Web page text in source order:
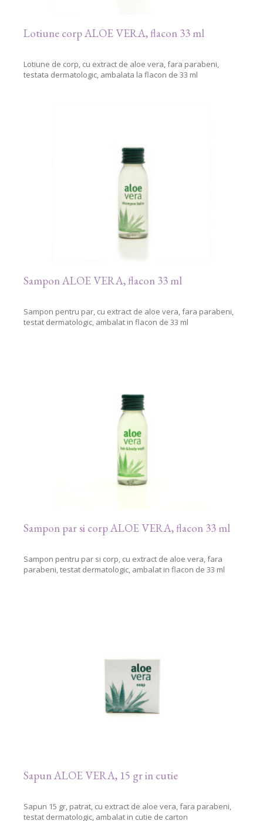
Lotiune corp ALOE VERA, flacon 33 ml
Lotiune de corp, cu extract de aloe vera, fara parabeni,
testata dermatologic, ambalata la flacon de 33 ml
Sampon ALOE VERA, flacon 33 ml
Sampon pentru par, cu extract de aloe vera, fara parabeni,
testat dermatologic, ambalat in flacon de 33 ml
Sampon par si corp ALOE VERA, flacon 33 ml
Sampon pentru par si corp, cu extract de aloe vera, fara
parabeni, testat dermatologic, ambalat in flacon de 33 ml
Sapun ALOE VERA, 15 gr in cutie
Sapun 15 gr, patrat, cu extract de aloe vera, fara parabeni,
testat dermatologic, ambalat in cutie de carton